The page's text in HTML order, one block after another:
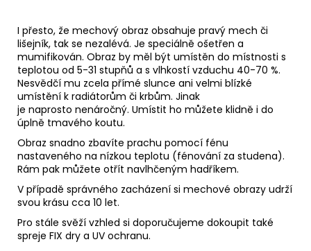
I přesto, že mechový obraz obsahuje pravý mech či
lišejník, tak se nezalévá. Je speciálně ošetřen a
mumifikován. Obraz by měl být umístěn do místnosti s
teplotou od 5-31 stupňů a s vlhkostí vzduchu 40-70 %.
Nesvědčí mu zcela přímé slunce ani velmi blízké
umístění k radiátorům či krbům. Jinak
je naprosto nenáročný. Umístit ho můžete klidně i do
úplně tmavého koutu.
Obraz snadno zbavíte prachu pomocí fénu
nastaveného na nízkou teplotu (fénování za studena).
Rám pak můžete otřít navlhčeným hadříkem.
V případě správného zacházení si mechové obrazy udrží
svou krásu cca 10 let.
Pro stále svěží vzhled si doporučujeme dokoupit také
spreje FIX dry a UV ochranu.